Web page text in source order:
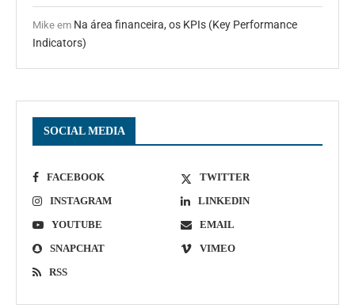
Mike em Na área financeira, os KPIs (Key Performance
Indicators)
SOCIAL MEDIA
FACEBOOK
TWITTER
INSTAGRAM
LINKEDIN
YOUTUBE
EMAIL
SNAPCHAT
VIMEO
RSS